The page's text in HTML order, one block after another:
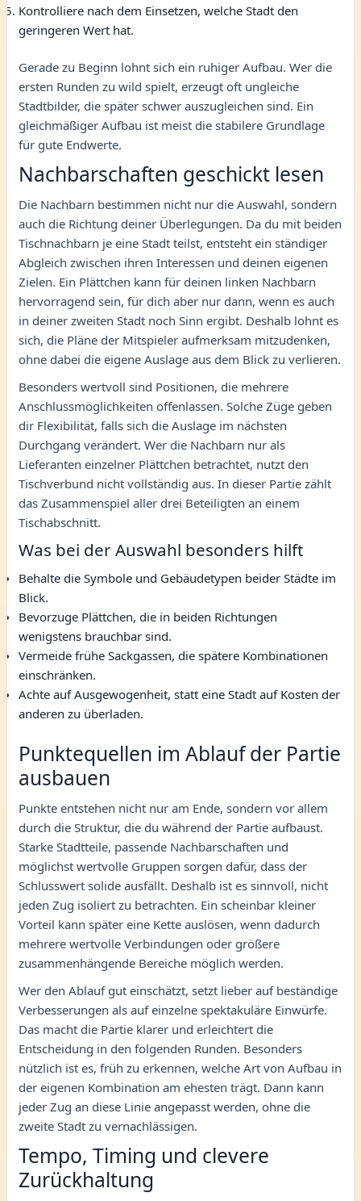
Kontrolliere nach dem Einsetzen, welche Stadt den
geringeren Wert hat.
Gerade zu Beginn lohnt sich ein ruhiger Aufbau. Wer die
ersten Runden zu wild spielt, erzeugt oft ungleiche
Stadtbilder, die später schwer auszugleichen sind. Ein
gleichmäßiger Aufbau ist meist die stabilere Grundlage
für gute Endwerte.
Nachbarschaften geschickt lesen
Die Nachbarn bestimmen nicht nur die Auswahl, sondern
auch die Richtung deiner Überlegungen. Da du mit beiden
Tischnachbarn je eine Stadt teilst, entsteht ein ständiger
Abgleich zwischen ihren Interessen und deinen eigenen
Zielen. Ein Plättchen kann für deinen linken Nachbarn
hervorragend sein, für dich aber nur dann, wenn es auch
in deiner zweiten Stadt noch Sinn ergibt. Deshalb lohnt es
sich, die Pläne der Mitspieler aufmerksam mitzudenken,
ohne dabei die eigene Auslage aus dem Blick zu verlieren.
Besonders wertvoll sind Positionen, die mehrere
Anschlussmöglichkeiten offenlassen. Solche Züge geben
dir Flexibilität, falls sich die Auslage im nächsten
Durchgang verändert. Wer die Nachbarn nur als
Lieferanten einzelner Plättchen betrachtet, nutzt den
Tischverbund nicht vollständig aus. In dieser Partie zählt
das Zusammenspiel aller drei Beteiligten an einem
Tischabschnitt.
Was bei der Auswahl besonders hilft
Behalte die Symbole und Gebäudetypen beider Städte im
Blick.
Bevorzuge Plättchen, die in beiden Richtungen
wenigstens brauchbar sind.
Vermeide frühe Sackgassen, die spätere Kombinationen
einschränken.
Achte auf Ausgewogenheit, statt eine Stadt auf Kosten der
anderen zu überladen.
Punktequellen im Ablauf der Partie
ausbauen
Punkte entstehen nicht nur am Ende, sondern vor allem
durch die Struktur, die du während der Partie aufbaust.
Starke Stadtteile, passende Nachbarschaften und
möglichst wertvolle Gruppen sorgen dafür, dass der
Schlusswert solide ausfällt. Deshalb ist es sinnvoll, nicht
jeden Zug isoliert zu betrachten. Ein scheinbar kleiner
Vorteil kann später eine Kette auslösen, wenn dadurch
mehrere wertvolle Verbindungen oder größere
zusammenhängende Bereiche möglich werden.
Wer den Ablauf gut einschätzt, setzt lieber auf beständige
Verbesserungen als auf einzelne spektakuläre Einwürfe.
Das macht die Partie klarer und erleichtert die
Entscheidung in den folgenden Runden. Besonders
nützlich ist es, früh zu erkennen, welche Art von Aufbau in
der eigenen Kombination am ehesten trägt. Dann kann
jeder Zug an diese Linie angepasst werden, ohne die
zweite Stadt zu vernachlässigen.
Tempo, Timing und clevere
Zurückhaltung